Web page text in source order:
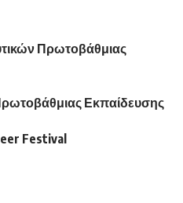
Πρωτοβάθμιας
Εκπαίδευσης
Festival